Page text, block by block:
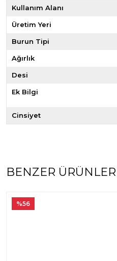
Kullanım Alanı
Üretim Yeri
Burun Tipi
Ağırlık
Desi
Ek Bilgi
Cinsiyet
BENZER ÜRÜNLER
%56